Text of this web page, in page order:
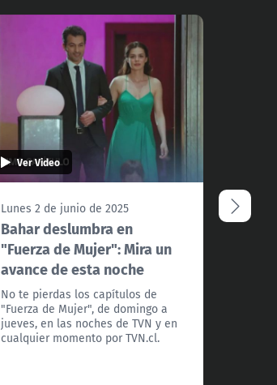
Ver Video
Lunes 2 de junio de 2025
Bahar deslumbra en
"Fuerza de Mujer": Mira un
avance de esta noche
No te pierdas los capítulos de
"Fuerza de Mujer", de domingo a
jueves, en las noches de TVN y en
cualquier momento por TVN.cl.
El